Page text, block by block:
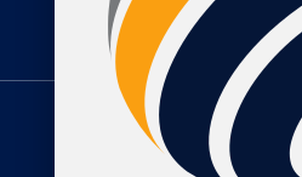
Contact
Domestic